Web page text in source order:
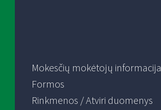
Mokesčių mokėtojų informacija
Formos
Rinkmenos / Atviri duomenys